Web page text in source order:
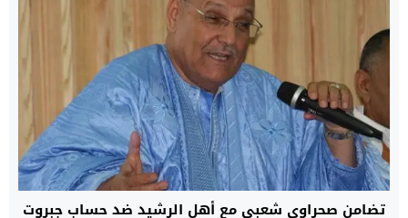
تضامن صحراوي شعبي مع أهل الرشيد ضد حساب جبروت